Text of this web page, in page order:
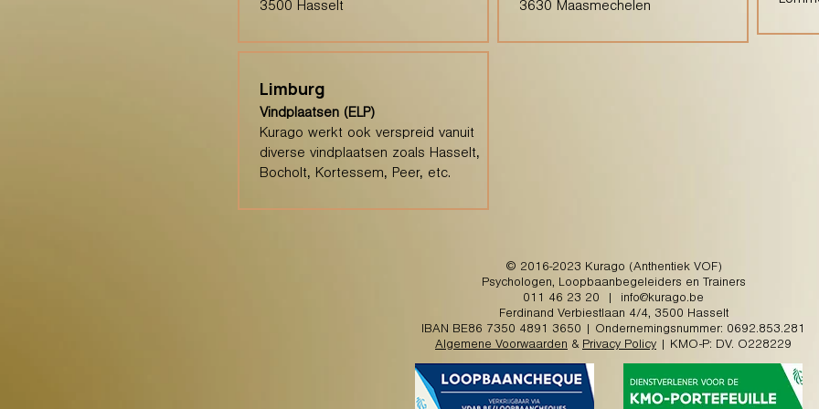
3500 Hasselt
Limburg
Vindplaatsen (ELP)
Kurago werkt ook verspreid vanuit
diverse vindplaatsen zoals Hasselt,
Bocholt, Kortessem, Peer, etc.
3630 Maasmechelen
© 2016-2023 Kurago (Anthentiek VOF)
Psychologen, Loopbaanbegeleiders en Trainers
011 46 23 20
info@kurago.be
Ferdinand Verbiestlaan 4/4, 3500 Hasselt
IBAN BE86 7350 4891 3650 | Ondernemingsnummer: 0692.853.281
Algemene Voorwaarden & Privacy Policy | KMO-P: DV. O228229